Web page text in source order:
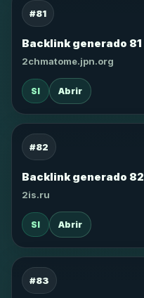
#81
Backlink generado 81
2chmatome.jpn.org
SI Abrir
#82
Backlink generado 82
2is.ru
SI Abrir
#83